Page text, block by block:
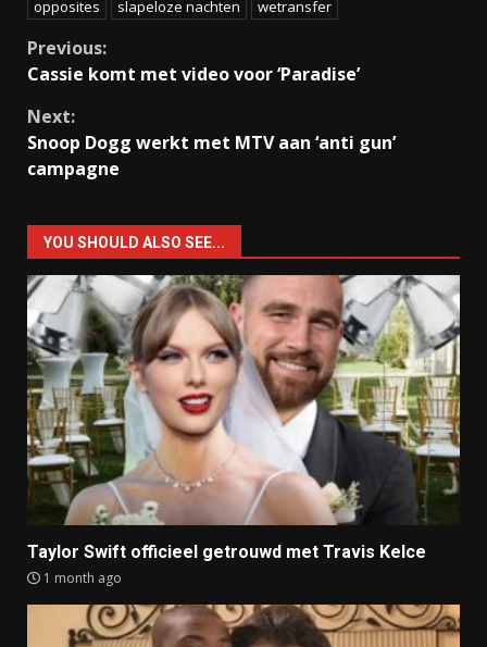
opposites slapeloze nachten wetransfer
Continue
Previous:
Cassie komt met video voor ‘Paradise’
Next:
Snoop Dogg werkt met MTV aan ‘anti gun’
campagne
YOU SHOULD ALSO SEE...
Taylor Swift officieel getrouwd met Travis Kelce
1 month ago